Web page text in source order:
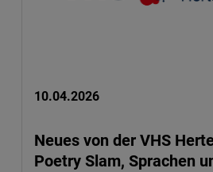
10.04.2026
Neues von der VHS
Poetry Slam, Sprachen